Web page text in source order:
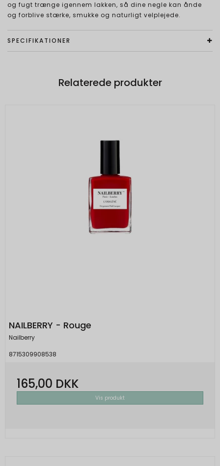
og fugt trænge igennem lakken, så dine negle kan ånde
og forblive stærke, smukke og naturligt velplejede.
SPECIFIKATIONER
Relaterede produkter
NAILBERRY - Rouge
Nailberry
8715309908538
165,00 DKK
Vis produkt